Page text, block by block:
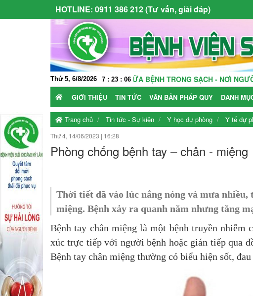
HOTLINE: 0911 386 212 (Tư vấn, giải đáp)
Thứ 5, 6/8/2026 7 : 23 : 07
MÔI TRƯỜNG KHÁM CHỮA BỆNH TRONG SẠCH - NƠI NGƯỜI
GIỚI THIỆU TIN TỨC VĂN BẢN PHÁP QUY DANH
Trang chủ Tin tức - Sự kiện Y học dự phòng Y tế dự
Thứ 4, 14/06/2023 | 16:28
Phòng chống bệnh tay – chân - miệng
Thời tiết đã vào lúc nắng nóng và mưa
miệng. Bệnh xảy ra quanh năm nhưng tăng
Bệnh tay chân miệng là một bệnh truyền
xúc trực tiếp với người bệnh hoặc gián tiếp qua
Bệnh tay chân miệng thường có biểu hiện sốt,